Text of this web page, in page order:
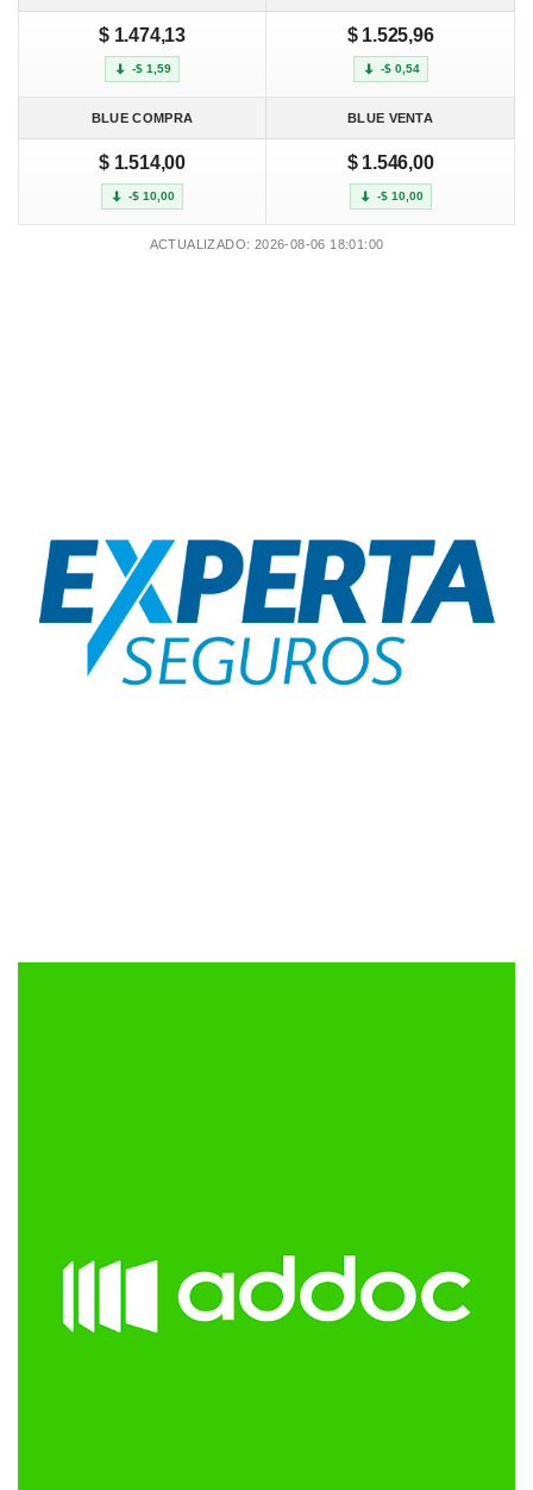
$ 1.474,13
-$ 1,59
$ 1.525,96
-$ 0,54
BLUE COMPRA BLUE VENTA
$ 1.514,00
-$ 10,00
$ 1.546,00
-$ 10,00
ACTUALIZADO: 2026-08-06 18:01:00